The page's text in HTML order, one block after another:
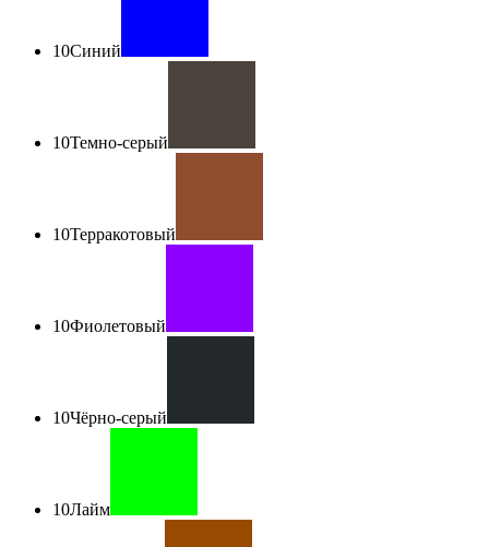
10Синий
10Темно-серый
10Терракотовый
10Фиолетовый
10Чёрно-серый
10Лайм